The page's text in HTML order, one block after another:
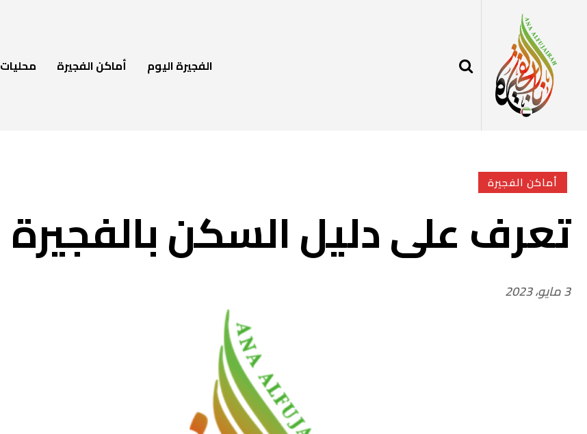
الفجيرة اليوم أماكن الفجيرة محليات
أماكن الفجيرة
تعرف على دليل السكن بالفجيرة
3 مايو، 2023